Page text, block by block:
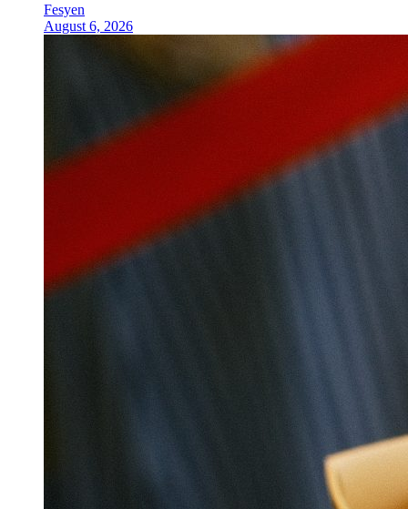
Fesyen
August 6, 2026